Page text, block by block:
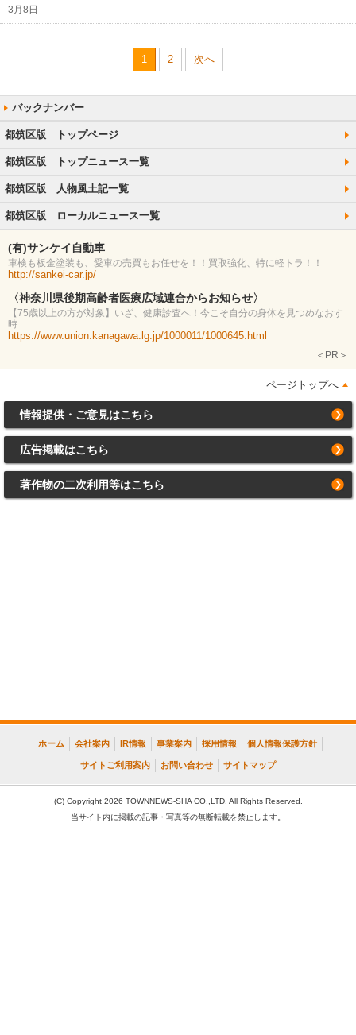
3月8日
1 2 次へ
都筑区版 トップページ
都筑区版 トップニュース一覧
都筑区版 人物風土記一覧
都筑区版 ローカルニュース一覧
(有)サンケイ自動車
車検も板金塗装も、愛車の売買もお任せを！！買取強化、特に軽トラ！！
http://sankei-car.jp/
〈神奈川県後期高齢者医療広域連合からお知らせ〉
【75歳以上の方が対象】いざ、健康診査へ！今こそ自分の身体を見つめなおす
時
https://www.union.kanagawa.lg.jp/1000011/1000645.html
＜PR＞
ページトップへ
情報提供・ご意見はこちら
広告掲載はこちら
著作物の二次利用等はこちら
ホーム 会社案内 IR情報 事業案内 採用情報 個人情報保護方針
サイトご利用案内 お問い合わせ サイトマップ
(C) Copyright 2026 TOWNNEWS-SHA CO.,LTD. All Rights Reserved.
当サイト内に掲載の記事・写真等の無断転載を禁止します。